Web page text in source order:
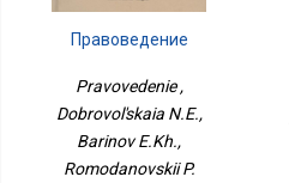
Правоведение
Pravovedenie ,
Dobrovol'skaia N.E.,
Barinov E.Kh.,
Romodanovskii P.